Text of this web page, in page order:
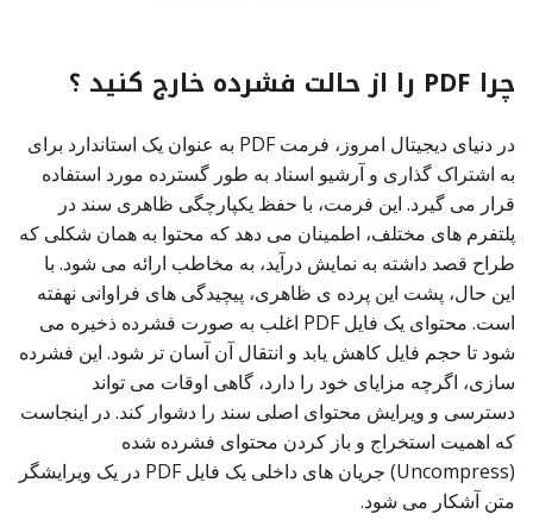
چرا PDF را از حالت فشرده خارج کنید ؟
در دنیای دیجیتال امروز، فرمت PDF به عنوان یک استاندارد برای
به اشتراک گذاری و آرشیو اسناد به طور گسترده مورد استفاده
قرار می گیرد. این فرمت، با حفظ یکپارچگی ظاهری سند در
پلتفرم های مختلف، اطمینان می دهد که محتوا به همان شکلی که
طراح قصد داشته به نمایش درآید، به مخاطب ارائه می شود. با
این حال، پشت این پرده ی ظاهری، پیچیدگی های فراوانی نهفته
است. محتوای یک فایل PDF اغلب به صورت فشرده ذخیره می
شود تا حجم فایل کاهش یابد و انتقال آن آسان تر شود. این فشرده
سازی، اگرچه مزایای خود را دارد، گاهی اوقات می تواند
دسترسی و ویرایش محتوای اصلی سند را دشوار کند. در اینجاست
که اهمیت استخراج و باز کردن محتوای فشرده شده
(Uncompress) جریان های داخلی یک فایل PDF در یک ویرایشگر
متن آشکار می شود.